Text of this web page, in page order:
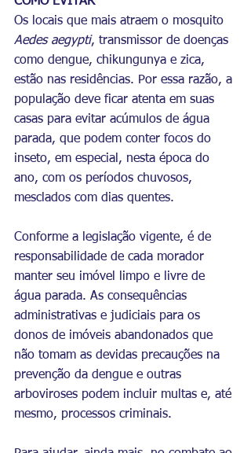
Os locais que mais atraem o mosquito
Aedes aegypti, transmissor de doenças
como dengue, chikungunya e zica,
estão nas residências. Por essa razão, a
população deve ficar atenta em suas
casas para evitar acúmulos de água
parada, que podem conter focos do
inseto, em especial, nesta época do
ano, com os períodos chuvosos,
mesclados com dias quentes.
Conforme a legislação vigente, é de
responsabilidade de cada morador
manter seu imóvel limpo e livre de
água parada. As consequências
administrativas e judiciais para os
donos de imóveis abandonados que
não tomam as devidas precauções na
prevenção da dengue e outras
arboviroses podem incluir multas e, até
mesmo, processos criminais.